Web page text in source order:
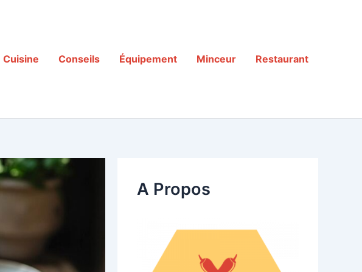
Cuisine
Conseils Équipement Minceur Restaurant
A Propos